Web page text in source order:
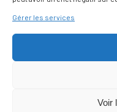
Gérer les services
Voir
Ce site est protégé par
service